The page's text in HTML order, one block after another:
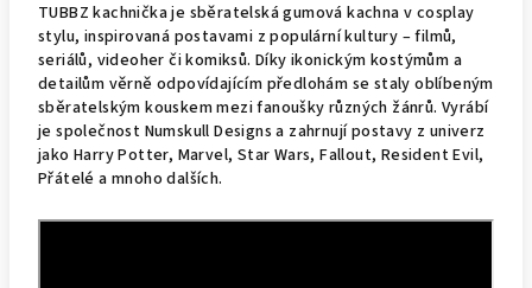
TUBBZ kachnička je sběratelská gumová kachna v cosplay
stylu, inspirovaná postavami z populární kultury – filmů,
seriálů, videoher či komiksů. Díky ikonickým kostýmům a
detailům věrně odpovídajícím předlohám se staly oblíbeným
sběratelským kouskem mezi fanoušky různých žánrů. Vyrábí
je společnost Numskull Designs a zahrnují postavy z univerz
jako Harry Potter, Marvel, Star Wars, Fallout, Resident Evil,
Přátelé a mnoho dalších.